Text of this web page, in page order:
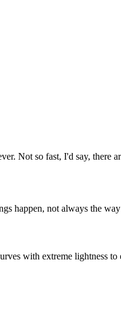
Not so fast, I'd say, there
happen, not always the
with extreme lightness